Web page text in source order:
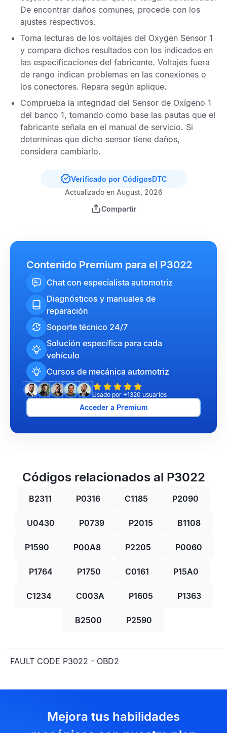
De encontrar daños comunes, procede con los
ajustes respectivos.
Toma lecturas de los voltajes del Oxygen Sensor 1
y compara dichos resultados con los indicados en
las especificaciones del fabricante. Voltajes fuera
de rango indican problemas en las conexiones o
los conectores. Repara según aplique.
Comprueba la integridad del Sensor de Oxígeno 1
del banco 1, tomando como base las pautas que el
fabricante señala en el manual de servicio. Si
determinas que dicho sensor tiene daños,
considera cambiarlo.
Verificado por CódigosDTC
Actualizado en August, 2026
Compartir
Contenido Premium para el P3022
Chat con especialista automotriz
Diagnósticos y manuales de
reparación
Soporte técnico 24/7
Solución específica para cada
vehículo
Cursos de mecánica automotriz
Usado por +1320 usuarios
Acceder a Premium
Códigos relacionados al P3022
B2311 P0316 C1185 P2090
U0430 P0739 P2015 B1108
P1590 P00A8 P2205 P0060
P1764 P1750 C0161 P15A0
C1234 C003A P1605 P1363
B2500 P2590
FAULT CODE P3022 - OBD2
Mejora tus habilidades